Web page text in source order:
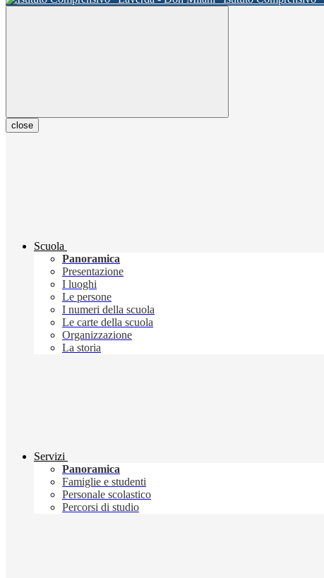
close
Scuola
Panoramica
Presentazione
I luoghi
Le persone
I numeri della scuola
Le carte della scuola
Organizzazione
La storia
Servizi
Panoramica
Famiglie e studenti
Personale scolastico
Percorsi di studio